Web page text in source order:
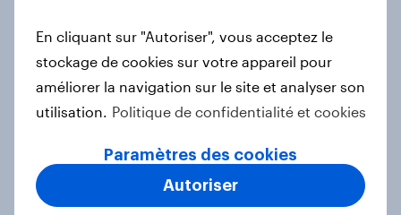
Décembre 2025
Article
Fêtes de fin d’année 2025 :
Comment les Français optimisent
leur budget sans se priver ?
En cliquant sur "Autoriser", vous acceptez le
stockage de cookies sur votre appareil pour
améliorer la navigation sur le site et analyser son
utilisation.
Politique de confidentialité et cookies
Paramètres des cookies
Autoriser